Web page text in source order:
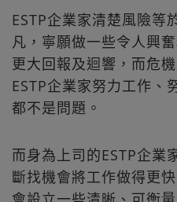
ESTP企業家清楚風險等
凡，寧願做一些令人興
更大回報及迴響，而危
ESTP企業家努力工作、
都不是問題。
而身為上司的ESTP企業
斷找機會將工作做得更